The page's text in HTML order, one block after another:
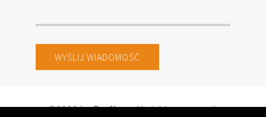
©2016 byPrefkon. All rights reserved.